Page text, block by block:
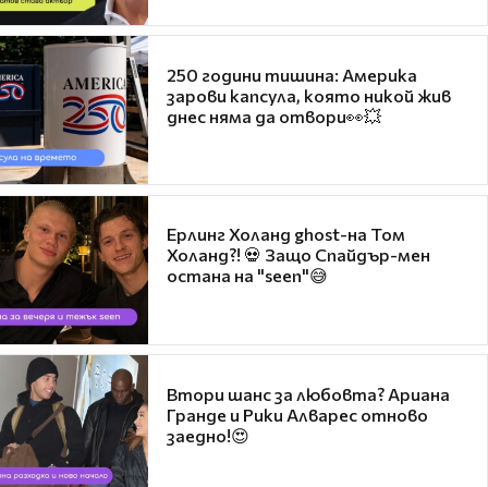
250 години тишина: Америка
зарови капсула, която никой жив
днес няма да отвори👀💥
Ерлинг Холанд ghost-на Том
Холанд?! 💀 Защо Спайдър-мен
остана на "seen"😅
Втори шанс за любовта? Ариана
Гранде и Рики Алварес отново
заедно!😍